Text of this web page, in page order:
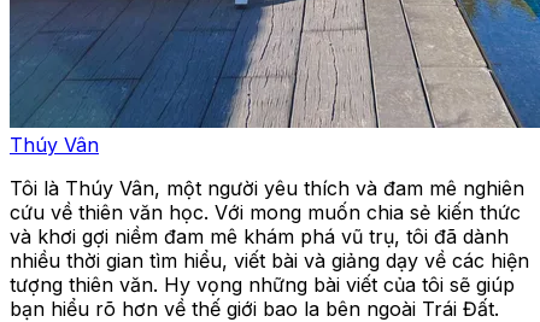
Thúy Vân
Tôi là Thúy Vân, một người yêu thích và đam mê nghiên
cứu về thiên văn học. Với mong muốn chia sẻ kiến thức
và khơi gợi niềm đam mê khám phá vũ trụ, tôi đã dành
nhiều thời gian tìm hiểu, viết bài và giảng dạy về các hiện
tượng thiên văn. Hy vọng những bài viết của tôi sẽ giúp
bạn hiểu rõ hơn về thế giới bao la bên ngoài Trái Đất.